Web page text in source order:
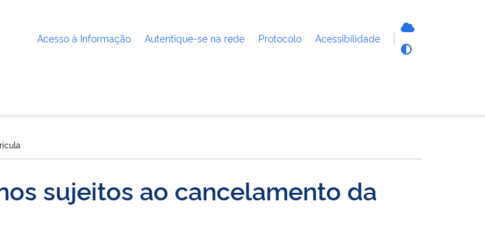
Acesso à Informação Autentique-se na rede Protocolo Acessibilidade
sujeitos ao cancelamento da